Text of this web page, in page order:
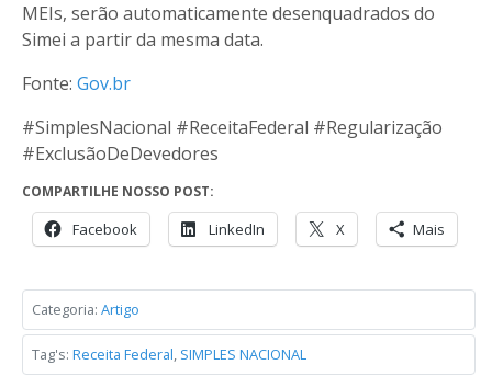
MEIs, serão automaticamente desenquadrados do
Simei a partir da mesma data.
Fonte: Gov.br
#SimplesNacional #ReceitaFederal #Regularização
#ExclusãoDeDevedores
COMPARTILHE NOSSO POST:
Facebook LinkedIn X Mais
Categoria: Artigo
Tag's: Receita Federal, SIMPLES NACIONAL